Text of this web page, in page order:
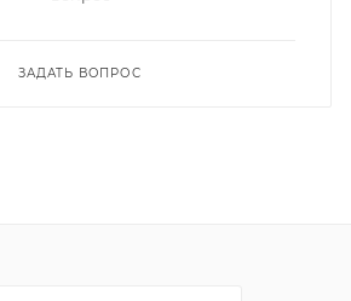
ЗАДАТЬ ВОПРОС